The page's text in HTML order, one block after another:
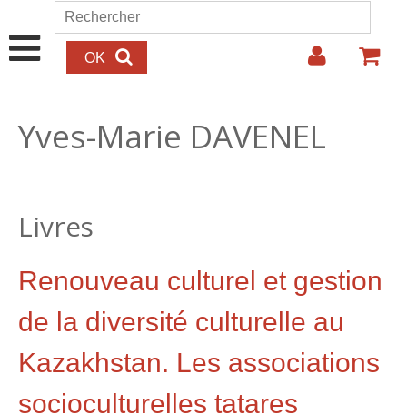
Aller au contenu principal
Formulaire de recherche
Rechercher
Yves-Marie DAVENEL
Livres
Renouveau culturel et gestion
de la diversité culturelle au
Kazakhstan. Les associations
socioculturelles tatares